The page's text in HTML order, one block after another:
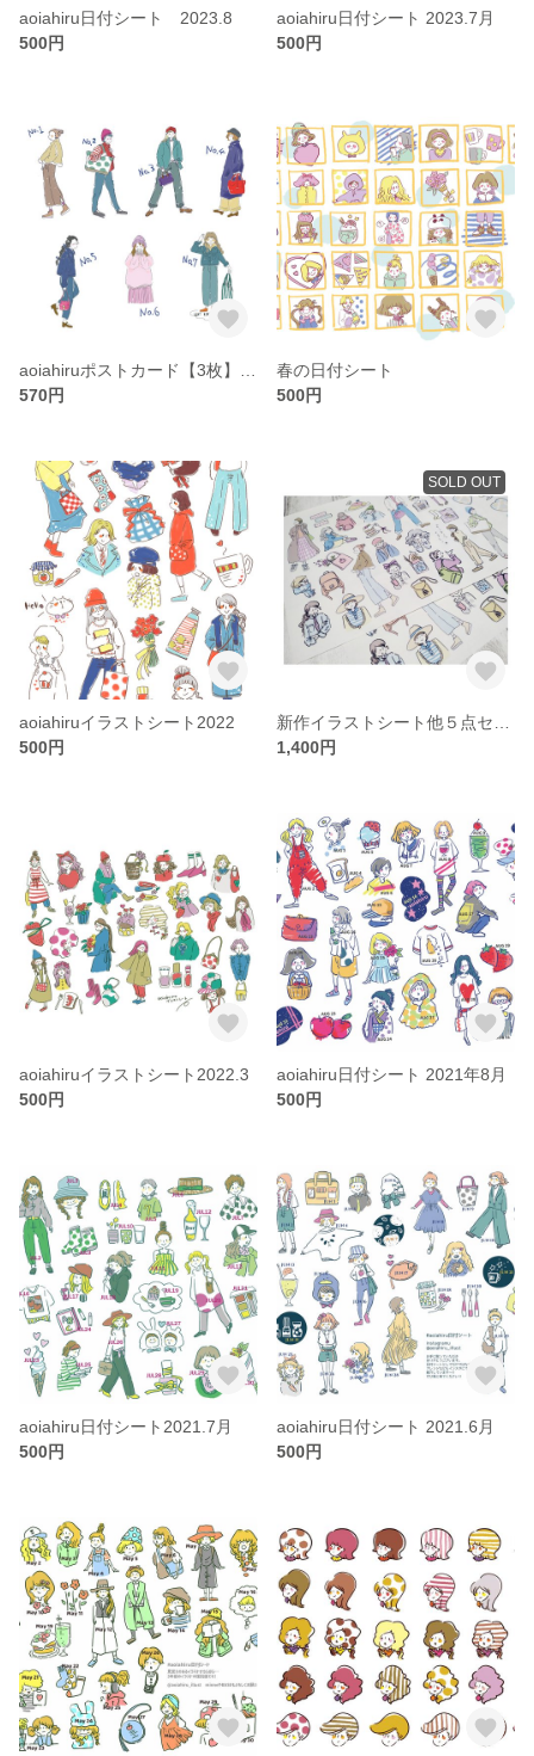
aoiahiru日付シート 2023.8
500円
aoiahiru日付シート 2023.7月
500円
570円
春の日付シート
500円
aoiahiruイラストシート2022
500円
SOLD OUT
1,400円
aoiahiruイラストシート2022.3
500円
aoiahiru日付シート 2021年8月
500円
aoiahiru日付シート2021.7月
500円
aoiahiru日付シート 2021.6月
500円